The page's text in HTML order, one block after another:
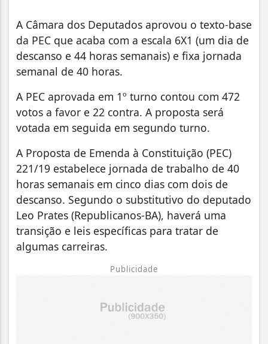
A Câmara dos Deputados aprovou o texto-base
da PEC que acaba com a escala 6X1 (um dia de
descanso e 44 horas semanais) e fixa jornada
semanal de 40 horas.
A PEC aprovada em 1º turno contou com 472
votos a favor e 22 contra. A proposta será
votada em seguida em segundo turno.
A Proposta de Emenda à Constituição (PEC)
221/19 estabelece jornada de trabalho de 40
horas semanais em cinco dias com dois de
descanso. Segundo o substitutivo do deputado
Leo Prates (Republicanos-BA), haverá uma
transição e leis específicas para tratar de
algumas carreiras.
Publicidade